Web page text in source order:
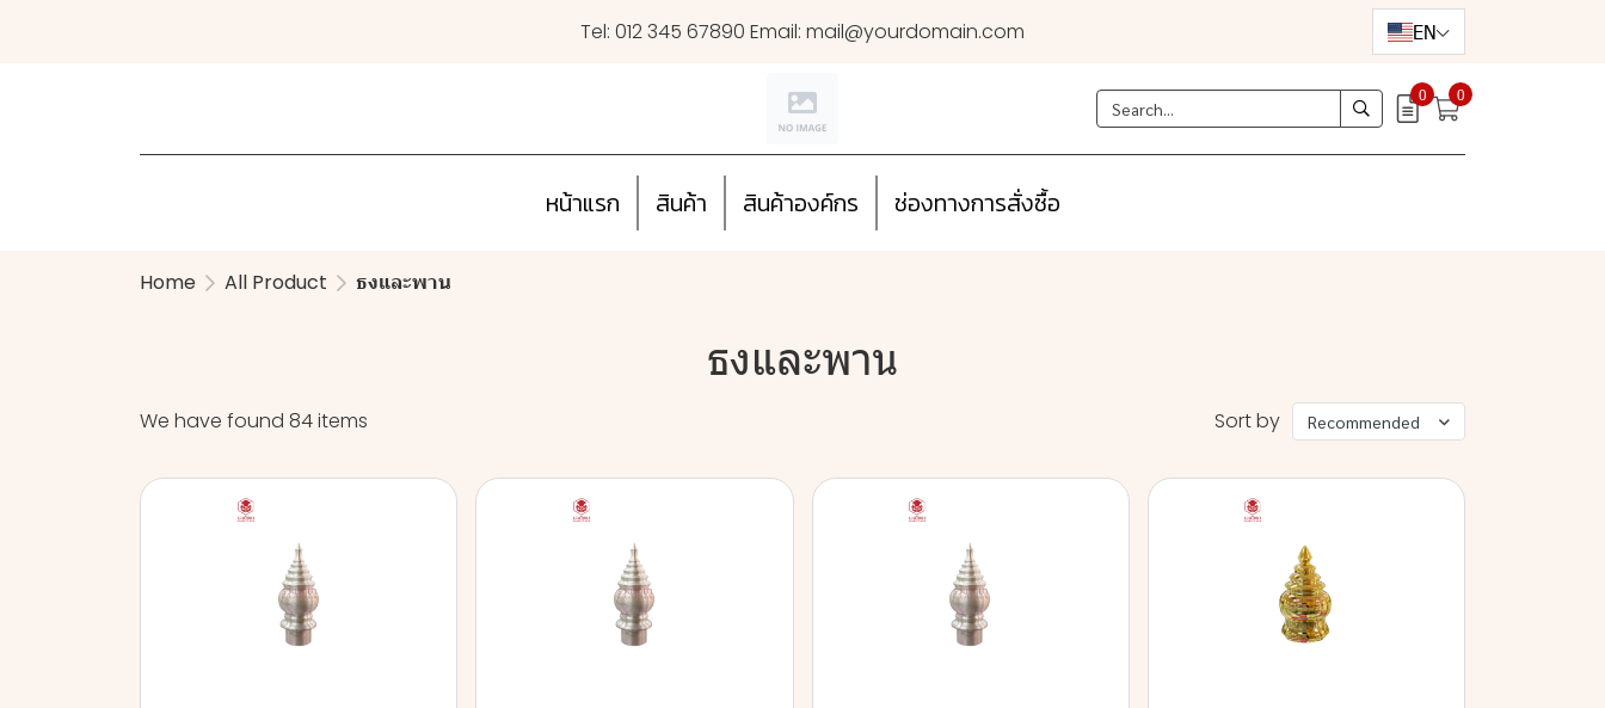
Tel: 012 345 67890 Email: mail@yourdomain.com EN
0 0
หน้าแรก สินค้า สินค้าองค์กร ช่องทางการสั่งซื้อ
Home All Product ธงและพาน
ธงและพาน
We have found 84 items Sort by Recommended